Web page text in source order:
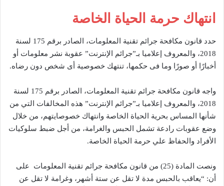
انتهاك حرمة الحياة الخاصة
حدد قانون مكافحة جرائم تقنية المعلومات، الصادر برقم 175 لسنة
2018، والمعروف إعلاميا بـ”جرائم الإنترنت” عقوبة نشر معلومات أو
أخبارًا أو صورًا وما فى حكمها، تنتهك خصوصية أى شخص دون رضاه.
واجه قانون مكافحة جرائم تقنية المعلومات، الصادر برقم 175 لسنة
2018، والمعروف إعلاميا بـ”جرائم الإنترنت” هذه المخالفات التي من
شأنها المساس بحرية الحياة الخاصة وانتهاك خصوصايتهم، من خلال
وضع عقوبات رادعة تشمل الحبس والغرامة، من أجل ضبط سلوكيات
الأفراد والحفاظ علي حرمة الحياة الخاصة.
ونصت المادة (25) من قانون مكافحة جرائم تقنية المعلومات على
أن: “يعاقب بالحبس مدة لا تقل عن ستة أشهر، وغرامة لا تقل عن